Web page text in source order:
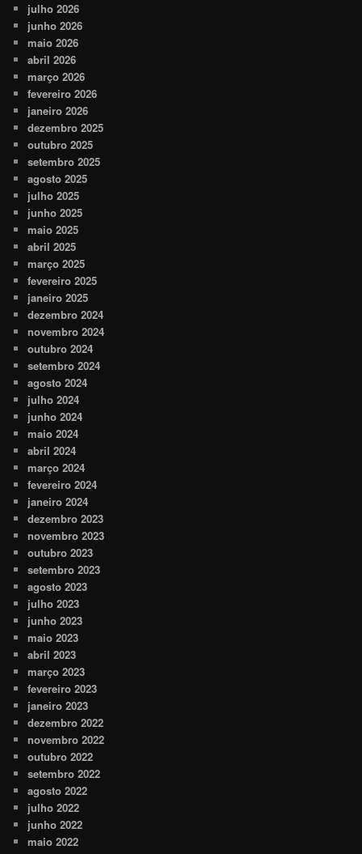
julho 2026
junho 2026
maio 2026
abril 2026
março 2026
fevereiro 2026
janeiro 2026
dezembro 2025
outubro 2025
setembro 2025
agosto 2025
julho 2025
junho 2025
maio 2025
abril 2025
março 2025
fevereiro 2025
janeiro 2025
dezembro 2024
novembro 2024
outubro 2024
setembro 2024
agosto 2024
julho 2024
junho 2024
maio 2024
abril 2024
março 2024
fevereiro 2024
janeiro 2024
dezembro 2023
novembro 2023
outubro 2023
setembro 2023
agosto 2023
julho 2023
junho 2023
maio 2023
abril 2023
março 2023
fevereiro 2023
janeiro 2023
dezembro 2022
novembro 2022
outubro 2022
setembro 2022
agosto 2022
julho 2022
junho 2022
maio 2022